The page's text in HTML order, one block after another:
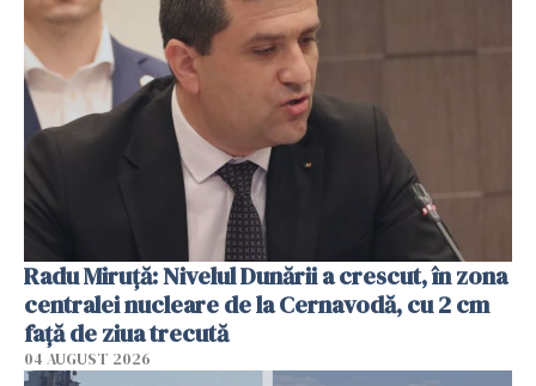
Radu Miruţă: Nivelul Dunării a crescut, în zona
centralei nucleare de la Cernavodă, cu 2 cm
faţă de ziua trecută
04 AUGUST 2026